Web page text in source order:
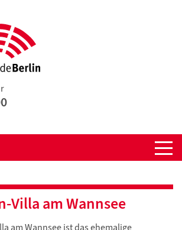
Villa am Wannsee
am Wannsee ist das ehemalige